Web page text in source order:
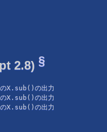
2.8)§
の出力
の出力
X.sub()の出力